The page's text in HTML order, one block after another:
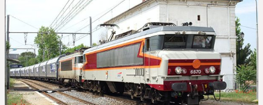
CC
6570
depuis
sa
préservation